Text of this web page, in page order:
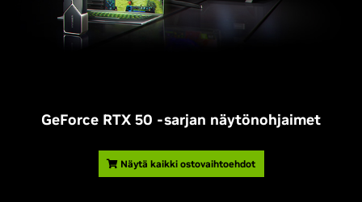
GeForce RTX 50 -sarjan näytönohjaimet
Näytä kaikki ostovaihtoehdot